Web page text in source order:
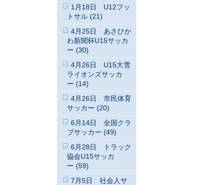
1月18日 U12フッ
トサル (21)
4月25日 あさひか
わ新聞杯U15サッカ
ー (30)
4月26日 U15大雪
ライオンズサッカ
ー (14)
4月26日 市民体育
サッカー (20)
6月14日 全国クラ
ブサッカー (49)
6月28日 トラック
協会U15サッカ
ー (59)
7月5日 社会人サ